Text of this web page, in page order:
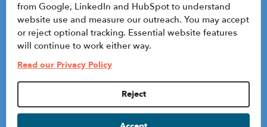
© 2026 CenterState CEO
Plan du site
Politique de confidentialité et conditions
d'utilisation
Privacy Settings
from Google, LinkedIn and HubSpot to understand
website use and measure our outreach. You may accept
or reject optional tracking. Essential website features
will continue to work either way.
Read our Privacy Policy
Reject